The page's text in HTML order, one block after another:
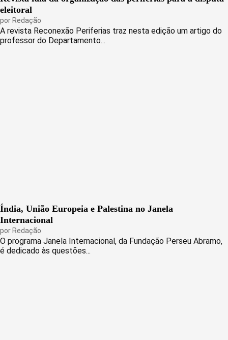
eleitoral
por Redação
A revista Reconexão Periferias traz nesta edição um artigo do
professor do Departamento...
Índia, União Europeia e Palestina no Janela
Internacional
por Redação
O programa Janela Internacional, da Fundação Perseu Abramo,
é dedicado às questões...